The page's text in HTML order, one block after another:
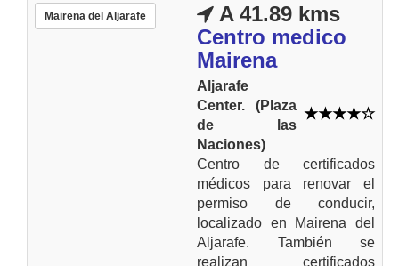
Mairena del Aljarafe
A 41.89 kms
Centro medico
Mairena
Aljarafe
Center. (Plaza
de las
Naciones)
Centro de certificados
médicos para renovar el
permiso de conducir,
localizado en Mairena del
Aljarafe. También se
realizan certificados